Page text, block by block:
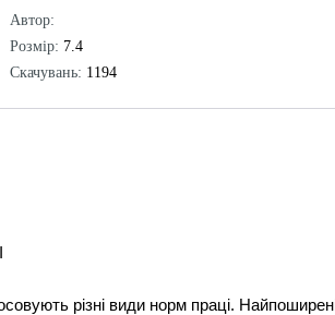
Автор:
Розмір: 7.4
Скачувань: 1194
різні види норм праці.